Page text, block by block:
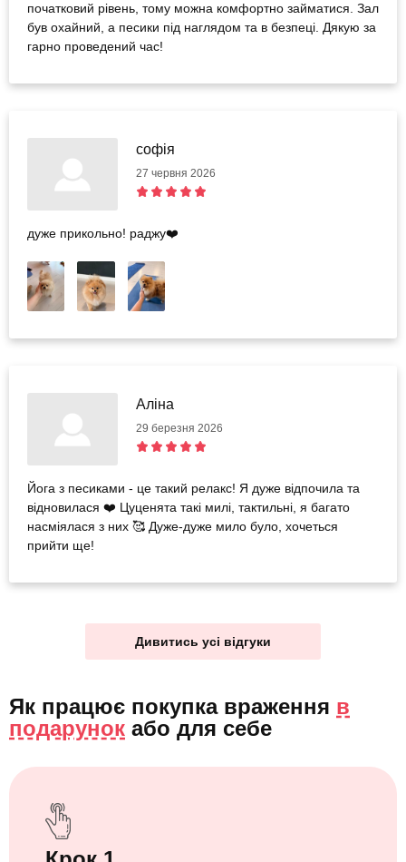
початковий рівень, тому можна комфортно займатися. Зал
був охайний, а песики під наглядом та в безпеці. Дякую за
гарно проведений час!
софія
27 червня 2026
дуже прикольно! раджу❤️
Аліна
29 березня 2026
Йога з песиками - це такий релакс! Я дуже відпочила та
відновилася ❤️ Цуценята такі милі, тактильні, я багато
насміялася з них 🥰 Дуже-дуже мило було, хочеться
прийти ще!
Дивитись усі відгуки
Як працює покупка враження в
подарунок або для себе